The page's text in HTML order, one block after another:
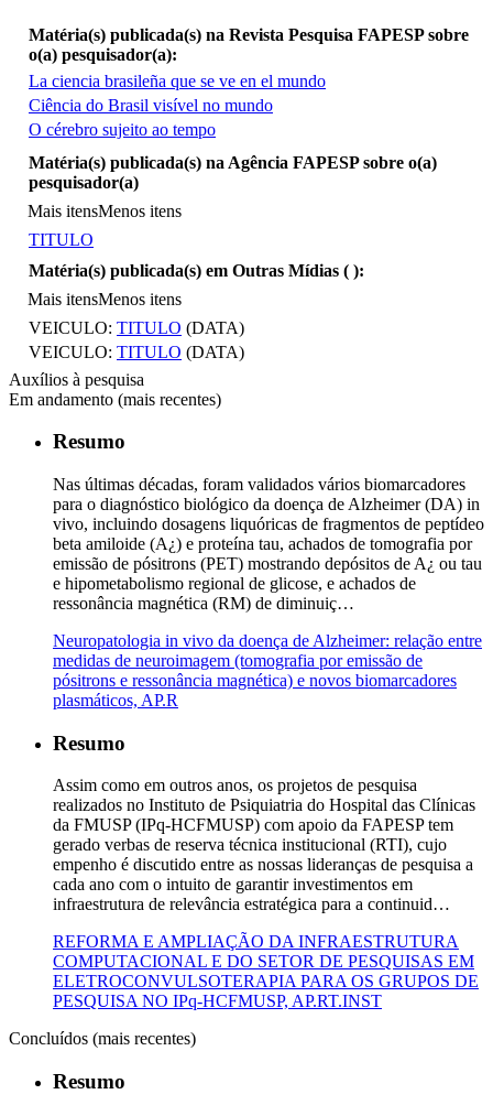
Matéria(s) publicada(s) na Revista Pesquisa FAPESP sobre
o(a) pesquisador(a):
La ciencia brasileña que se ve en el mundo
Ciência do Brasil visível no mundo
O cérebro sujeito ao tempo
Mais itens
Matéria(s) publicada(s) na Agência FAPESP sobre o(a)
pesquisador(a)
Mais itensMenos itens
TITULO
Matéria(s) publicada(s) em Outras Mídias ( ):
Mais itensMenos itens
VEICULO: TITULO (DATA)
VEICULO: TITULO (DATA)
Auxílios à pesquisa
Em andamento (mais recentes)
Resumo
Nas últimas décadas, foram validados vários biomarcadores
para o diagnóstico biológico da doença de Alzheimer (DA) in
vivo, incluindo dosagens liquóricas de fragmentos de peptídeo
beta amiloide (A¿) e proteína tau, achados de tomografia por
emissão de pósitrons (PET) mostrando depósitos de A¿ ou tau
e hipometabolismo regional de glicose, e achados de
ressonância magnética (RM) de diminuiç…
Neuropatologia in vivo da doença de Alzheimer: relação entre
medidas de neuroimagem (tomografia por emissão de
pósitrons e ressonância magnética) e novos biomarcadores
plasmáticos, AP.R
Resumo
Assim como em outros anos, os projetos de pesquisa
realizados no Instituto de Psiquiatria do Hospital das Clínicas
da FMUSP (IPq-HCFMUSP) com apoio da FAPESP tem
gerado verbas de reserva técnica institucional (RTI), cujo
empenho é discutido entre as nossas lideranças de pesquisa a
cada ano com o intuito de garantir investimentos em
infraestrutura de relevância estratégica para a continuid…
REFORMA E AMPLIAÇÃO DA INFRAESTRUTURA
COMPUTACIONAL E DO SETOR DE PESQUISAS EM
ELETROCONVULSOTERAPIA PARA OS GRUPOS DE
PESQUISA NO IPq-HCFMUSP, AP.RT.INST
Concluídos (mais recentes)
Resumo